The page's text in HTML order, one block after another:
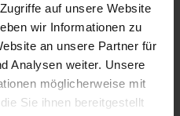
auf unsere Website
wir Informationen zu
an unsere Partner für
Analysen weiter. Unsere
möglicherweise mit
Sie ihnen bereitgestellt
DÉTAILS